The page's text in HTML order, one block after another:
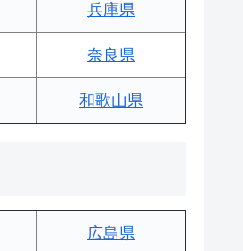
兵庫県
奈良県
和歌山県
広島県